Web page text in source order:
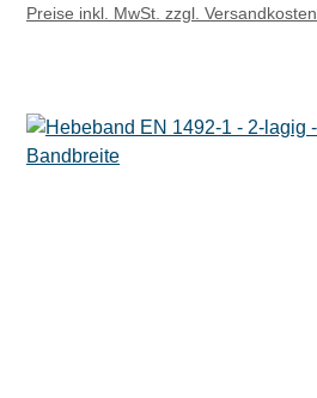
Preise inkl. MwSt. zzgl. Versandkosten